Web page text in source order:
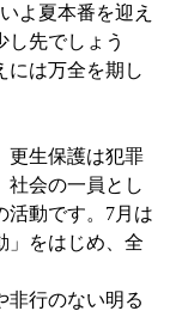
よ夏本番を迎え
し先でしょう
には万全を期し
更生保護は犯罪
社会の一員とし
活動です。7月は
」をはじめ、全
行のない明る